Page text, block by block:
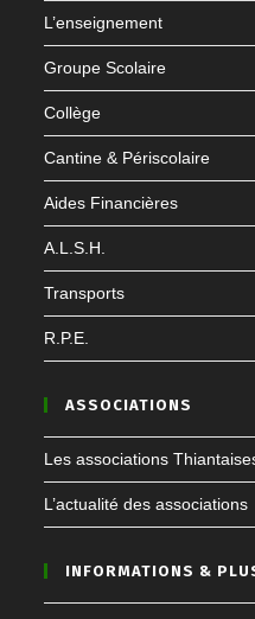
L’enseignement
Groupe Scolaire
Collège
Cantine & Périscolaire
Aides Financières
A.L.S.H.
Transports
R.P.E.
ASSOCIATIONS
Les associations
L’actualité des associations
INFORMATIONS &